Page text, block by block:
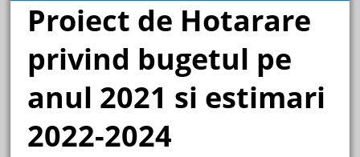
Proiect de Hotarare
privind bugetul pe
anul 2021 si estimari
2022-2024